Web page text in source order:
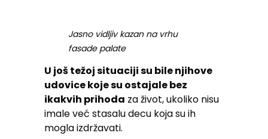
Jasno vidljiv kazan na vrhu
fasade palate
U još težoj situaciji su bile njihove
udovice koje su ostajale bez
ikakvih prihoda za život, ukoliko nisu
imale već stasalu decu koja su ih
mogla izdržavati.